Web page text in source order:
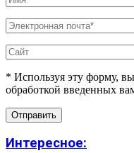
* Используя эту форму,
обработкой введенных
Интересное: